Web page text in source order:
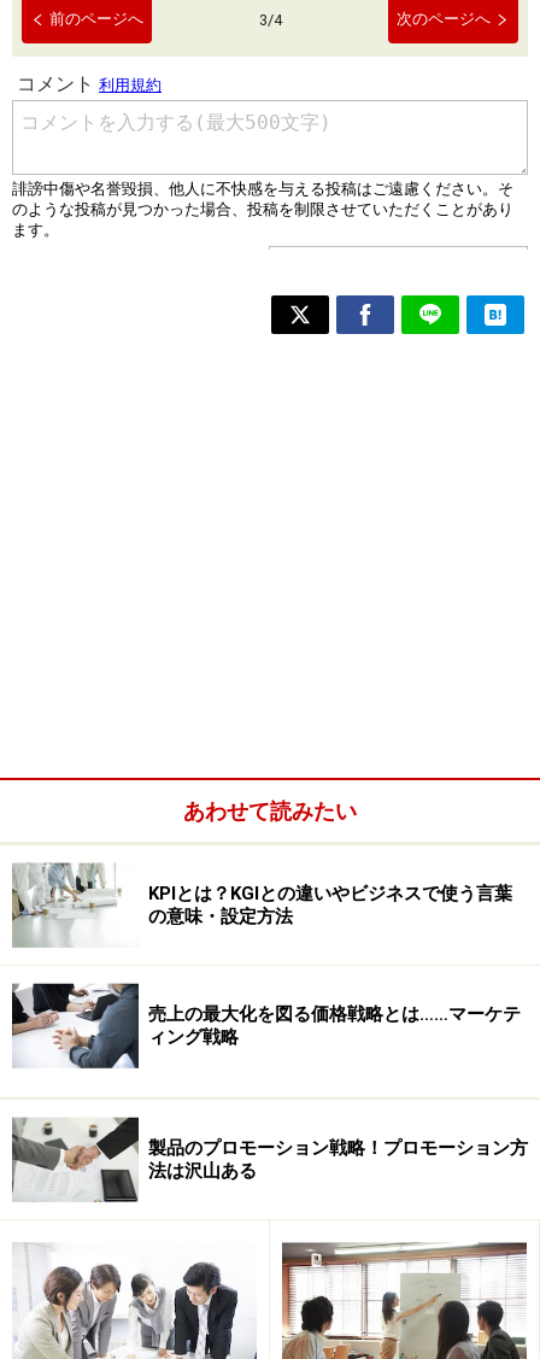
前のページへ 3/4 次のページへ
あわせて読みたい
KPIとは？KGIとの違いやビジネスで使う言葉
の意味・設定方法
売上の最大化を図る価格戦略とは……マーケテ
ィング戦略
製品のプロモーション戦略！プロモーション方
法は沢山ある